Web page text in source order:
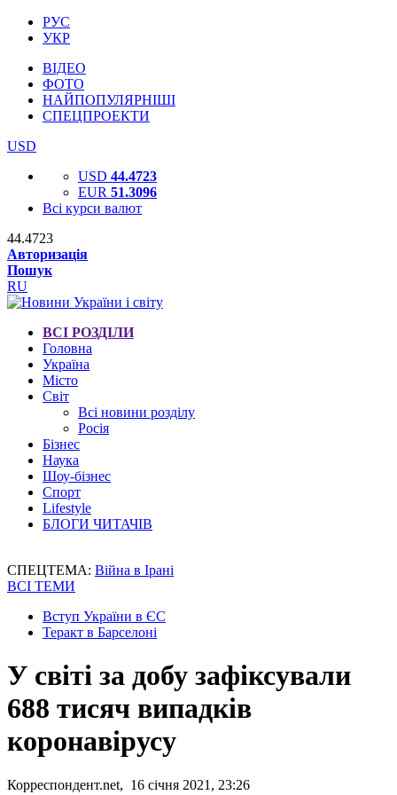
РУС
УКР
ВІДЕО
ФОТО
НАЙПОПУЛЯРНІШІ
СПЕЦПРОЕКТИ
USD
USD 44.4723
EUR 51.3096
Всі курси валют
44.4723
Авторизація
Пошук
RU
ВСІ РОЗДІЛИ
Головна
Україна
Місто
Світ
Всі новини розділу
Росія
Бізнес
Наука
Шоу-бізнес
Спорт
Lifestyle
БЛОГИ ЧИТАЧІВ
СПЕЦТЕМА: Війна в Ірані
ВСІ ТЕМИ
Вступ України в ЄС
Теракт в Барселоні
У світі за добу зафіксували
688 тисяч випадків
коронавірусу
Корреспондент.net, 16 січня 2021, 23:26